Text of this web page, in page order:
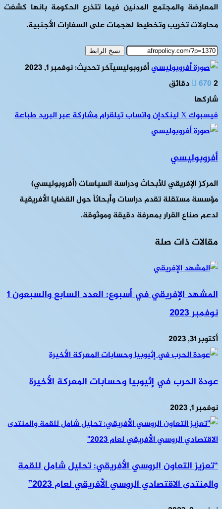
المعارضة والمجتمع المدنين فيما تتذرع الحكومة بانها كشفت
محاولات تخريب وتخطيط لهجمات على السفارات الأجنبية.
نسخ الرابط
أفروبوليسيآخر تحديث: نوفمبر 1, 2023
6702 دقائق
شاركها
فيسبوك‫Xلينكدإنواتسابتيلقراممشاركة عبر البريدطباعة
أفروبوليسي
المركز الإفريقي للأبحاث ودراسة السياسات (أفروبوليسي)
مؤسسة مستقلة تقدم دراسات وأبحاثاً حول القضايا الأفريقية
لدعم صناع القرار بمعرفة دقيقة وموثوقة.
مقالات ذات صلة
المشهد الإفريقي في أسبوع: العدد السابع والسبعون 1
نوفمبر 2023
أكتوبر 31, 2023
عودة الحرب في إثيوبيا وحسابات المعركة الأخيرة
نوفمبر 1, 2023
“تعزيز التعاون الروسي الأفريقي: تحليل شامل للقمة
والمنتدى الاقتصادي الروسي الأفريقي لعام 2023”